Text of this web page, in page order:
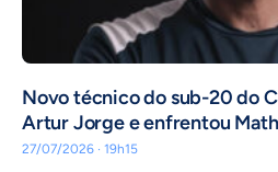
Novo técnico do sub-20 do
Artur Jorge e enfrentou
27/07/2026 · 19h15